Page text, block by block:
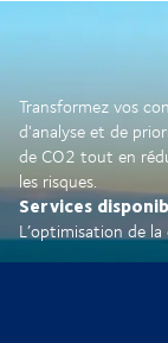
Transformez vos
d'analyse et de
de CO2 tout en
les risques.
Services
L’optimisation de